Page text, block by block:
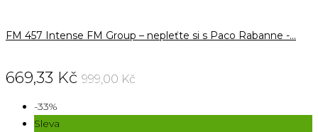
FM 457 Intense FM Group – nepleťte si s Paco Rabanne -...
669,33 Kč 999,00 Kč
-33%
Sleva